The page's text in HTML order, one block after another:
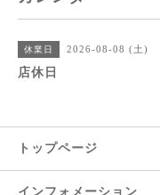
休業日 2026-08-08 (土)
店休日
トップページ
インフォメーション